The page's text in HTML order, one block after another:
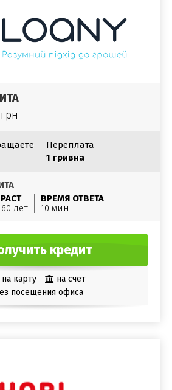
Переплата
1 гривна
лет
ВРЕМЯ ОТВЕТА
10 мин
кредит
на карту
на счет
посещения офиса